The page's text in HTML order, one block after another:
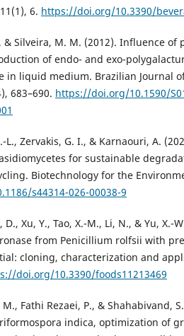
6. https://doi.org/10.3390/
& Silveira, M. M. (2012). Influence of
of endo- and exo-
in liquid medium. Brazilian Journal
683–690. https://doi.org/10.1590/
L., Zervakis, G. I., & Karnaouri, A.
for sustainable
Biotechnology for the
s44314-026-00038-9
D., Xu, Y., Tao, X.-M., Li, N., & Yu, X.-
from Penicillium rolfsii with
cloning, characterization and
doi.org/10.3390/foods11213469
Fathi Rezaei, P., & Shahabivand,
indica, optimization of